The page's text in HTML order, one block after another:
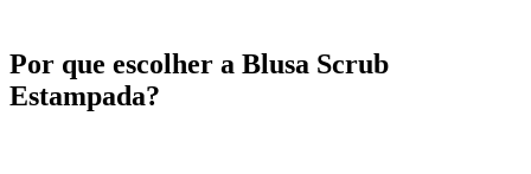
Por que escolher a Blusa Scrub
Estampada?